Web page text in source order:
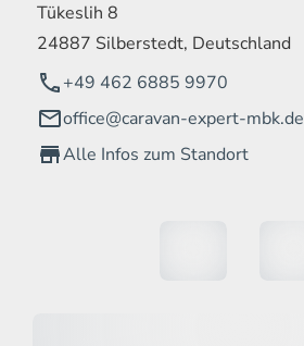
Tükeslih 8
24887 Silberstedt, Deutschland
+49 462 6885 9970
office@caravan-expert-mbk.de
Alle Infos zum Standort